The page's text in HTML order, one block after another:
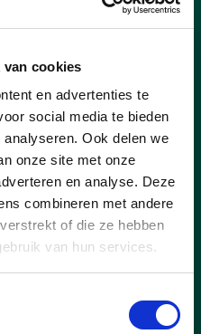
van cookies
en advertenties te
social media te bieden
Ook delen we
onze site met onze
en analyse. Deze
combineren met andere
of die ze hebben
van hun services.
van het
de gewijzigde
kregen de
voor de
in de bus en
betalen bedrag
verhuurders en
merken het